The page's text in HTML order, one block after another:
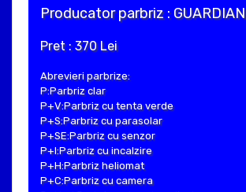
Producator parbriz : GUARDIAN
Pret : 370 Lei
Abrevieri parbrize:
P:Parbriz clar
P+V:Parbriz cu tenta verde
P+S:Parbriz cu parasolar
P+SE:Parbriz cu senzor
P+I:Parbriz cu incalzire
P+H:Parbriz heliomat
P+C:Parbriz cu camera